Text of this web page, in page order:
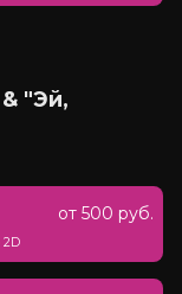
"Эй,
от 500 руб.
2D